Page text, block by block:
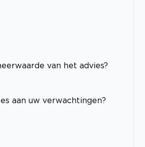
van het advies?
aan uw verwachtingen?